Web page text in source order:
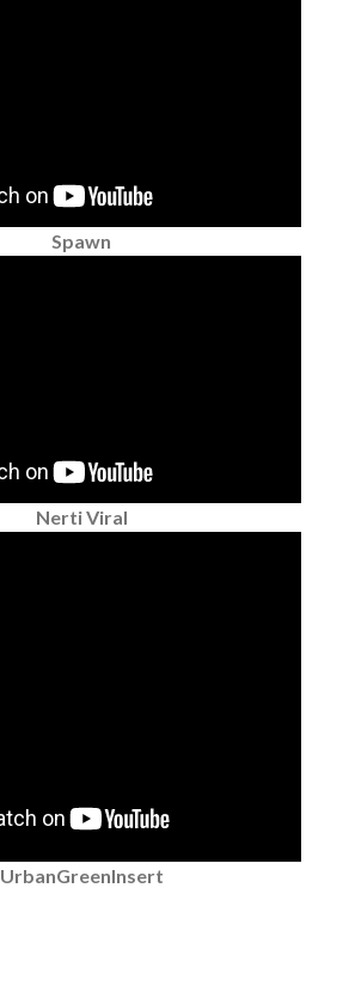
Spawn
Nerti Viral
UrbanGreenInsert